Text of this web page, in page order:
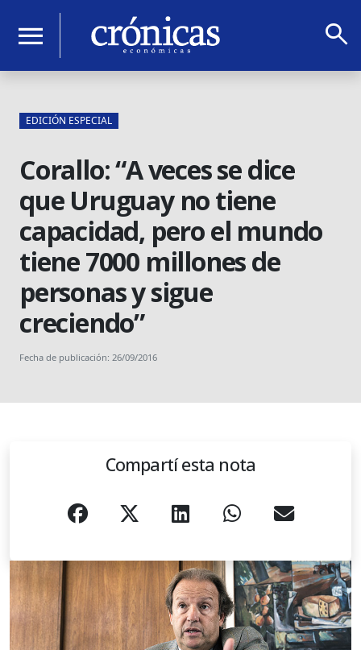
menu search
EDICIÓN ESPECIAL
Corallo: “A veces se dice
que Uruguay no tiene
capacidad, pero el mundo
tiene 7000 millones de
personas y sigue
creciendo”
Fecha de publicación: 26/09/2016
Compartí esta nota